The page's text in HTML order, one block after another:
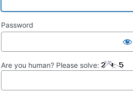
Password
Are you human? Please solve: